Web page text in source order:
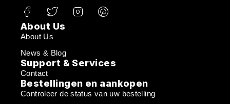
About Us
About Us
News & Blog
Support & Services
Contact
Bestellingen en aankopen
Controleer de status van uw bestelling